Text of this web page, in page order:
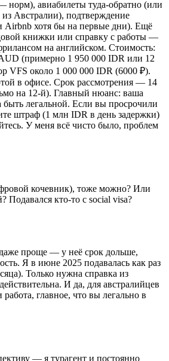
норм), авиабилеты туда-обратно (или
Австралии), подтверждение
Airbnb хотя бы на первые дни). Ещё
книжки или справку с работы —
на английском. Стоимость:
(примерно 1 950 000 IDR или 12
VFS около 1 000 000 IDR (6000 ₽).
в офисе. Срок рассмотрения — 14
на 12-й). Главный нюанс: ваша
быть легальной. Если вы просрочили
штраф (1 млн IDR в день задержки)
У меня всё чисто было, проблем
кочевник), тоже можно? Или
Подавался кто-то с social visa?
проще — у неё срок дольше,
Я в июне 2025 подавалась как раз
Только нужна справка из
И да, для австралийцев
главное, что вы легально в
— я турагент и постоянно